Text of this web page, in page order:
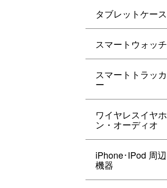
タブレットケース
スマートウォッチ
スマートトラッカ
ー
ワイヤレスイヤホ
ン・オーディオ
iPhone･IPod 周辺
機器